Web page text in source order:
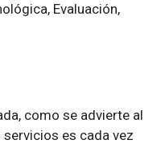
Evaluación,
como se advierte al
es cada vez